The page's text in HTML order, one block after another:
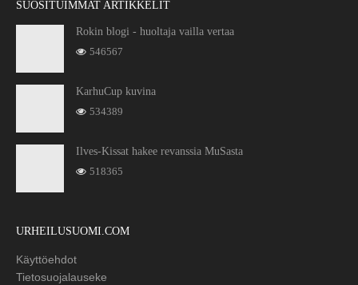
SUOSITUIMMAT ARTIKKELIT
Rokin blogi - huoltaja vailla vertaa
546567
KarhuCup kuvina
534389
Ilves-Kissat hakee revanssia MuSasta
518365
URHEILUSUOMI.COM
Käyttöehdot
Tietosuojalauseke